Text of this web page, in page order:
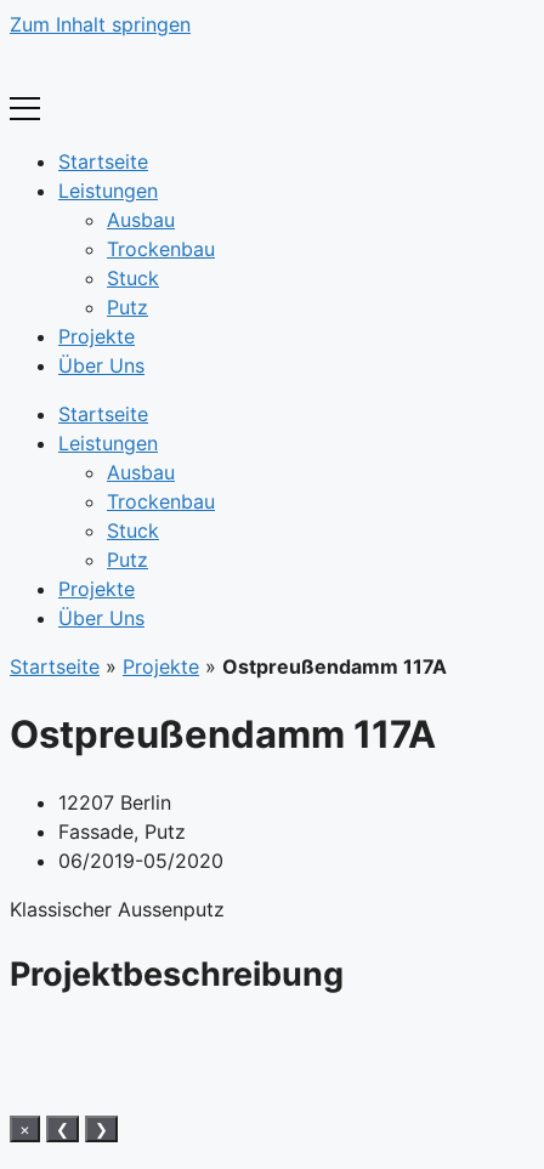
Zum Inhalt springen
Startseite
Leistungen
Ausbau
Trockenbau
Stuck
Putz
Projekte
Über Uns
Startseite
Leistungen
Ausbau
Trockenbau
Stuck
Putz
Projekte
Über Uns
Startseite » Projekte » Ostpreußendamm 117A
Ostpreußendamm 117A
12207 Berlin
Fassade, Putz
06/2019-05/2020
Klassischer Aussenputz
Projektbeschreibung
× ❮ ❯